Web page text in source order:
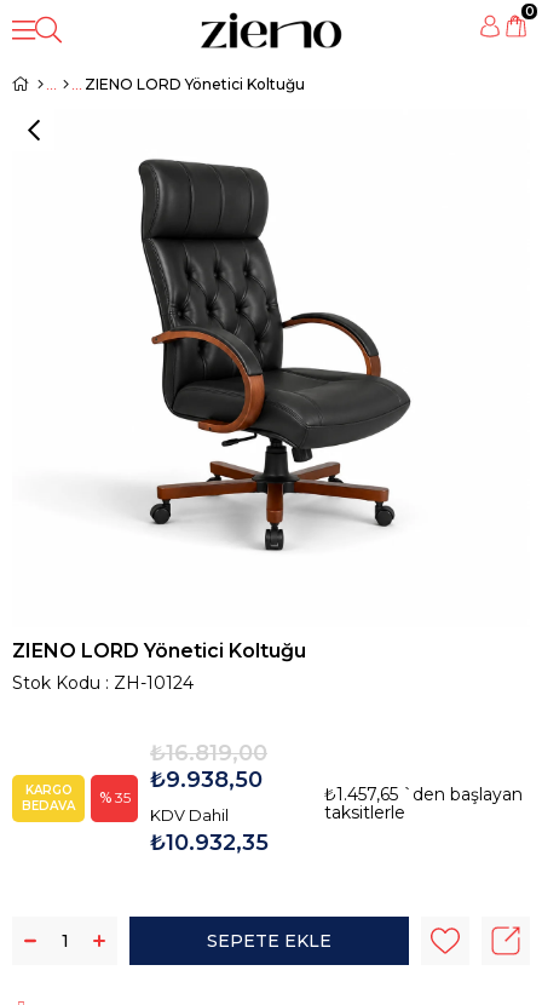
0
ZIENO LORD Yönetici Koltuğu
›
ZIENO LORD Yönetici Koltuğu
Stok Kodu ZH-10124
KARGO
BEDAVA
35
₺16.819,00
₺9.938,50
KDV Dahil
₺10.932,35
₺1.457,65 `den başlayan
taksitlerle